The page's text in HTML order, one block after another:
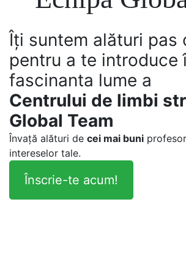
Îți suntem alături pas
pentru a te introduce
fascinanta lume a
Centrului de limbi
Global Team
Învață alături de cei mai buni
intereselor tale.
Înscrie-te acum!